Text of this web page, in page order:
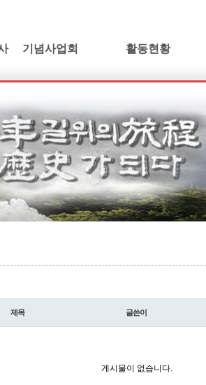
기념사업회
인사말
정관 및 조직도
임원현황
사업계획
정기총회자료
오시는길
활동현황
학술발표회논단
동영상갤러리
소설/기려수필
만화/기려수필
드라마/기려수필
오페라/기려수필
제목 글쓴이
게시물이 없습니다.